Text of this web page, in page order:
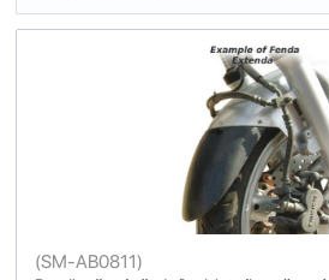
(SM-AB0811)